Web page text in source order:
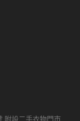
附設二手衣物門市